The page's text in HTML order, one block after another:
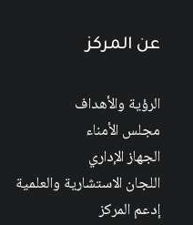
عن المركز
الرؤية والأهداف
مجلس الأمناء
الجهاز الإداري
اللجان الاستشارية والعلمية
إدعم المركز